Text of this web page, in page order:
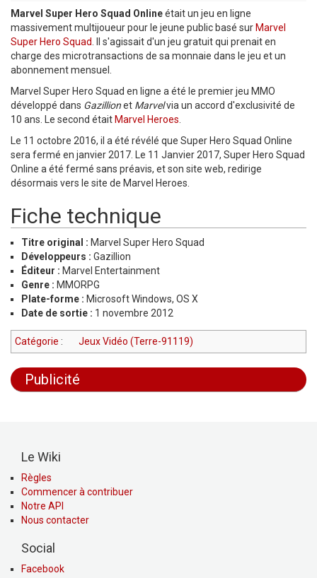
Marvel Super Hero Squad Onlineétait un jeu en ligne
massivement multijoueur pour le jeune public basé sur Marvel
Super Hero Squad. Il s'agissait d'un jeu gratuit qui prenait en
charge des microtransactions de sa monnaie dans le jeu et un
abonnement mensuel.
Marvel Super Hero Squad en ligne a été le premier jeu MMO
développé dans Gazillionet Marvelvia un accord d'exclusivité de
10 ans. Le second était Marvel Heroes.
Le 11 octobre 2016, il a été révélé que Super Hero Squad Online
sera fermé en janvier 2017. Le 11 Janvier 2017, Super Hero Squad
Online a été fermé sans préavis, et son site web, redirige
désormais vers le site de Marvel Heroes.
Fiche technique
Titre original : Marvel Super Hero Squad
Développeurs : Gazillion
Éditeur : Marvel Entertainment
Genre : MMORPG
Plate-forme : Microsoft Windows, OS X
Date de sortie : 1 novembre 2012
Catégorie : Jeux Vidéo (Terre-91119)
Publicité
Le Wiki
Règles
Commencer à contribuer
Notre API
Nous contacter
Social
Facebook